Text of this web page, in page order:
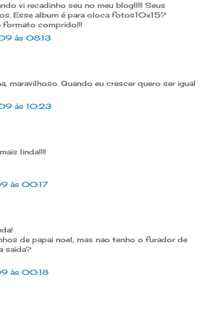
vi recadinho seu no meu blog!!!!! Seus
Esse album é para oloca fotos10x15?
comprido!!!
às 08:13
maravilhoso. Quando eu crescer quero ser igual
às 10:23
linda!!!!
às 00:17
de papai noel, mas nao tenho o furador de
saida?
às 00:18